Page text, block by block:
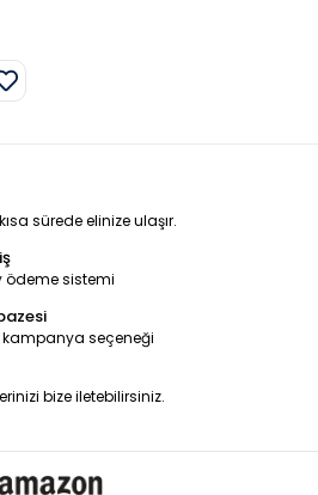
sürede elinize ulaşır.
ödeme sistemi
kampanya seçeneği
bize iletebilirsiniz.